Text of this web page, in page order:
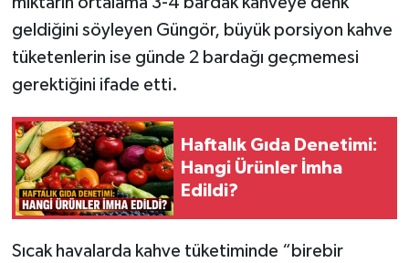
geldiğini söyleyen Güngör, büyük porsiyon kahve
tüketenlerin ise günde 2 bardağı geçmemesi
gerektiğini ifade etti.
Haftalık Gıda Denetimi:
Hangi Ürünler İmha
Edildi?
Sıcak havalarda kahve tüketiminde “birebir